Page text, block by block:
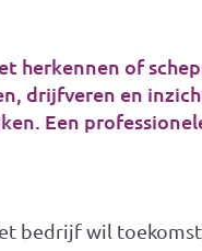
herkennen of
drijfveren en
Een
bedrijf wil